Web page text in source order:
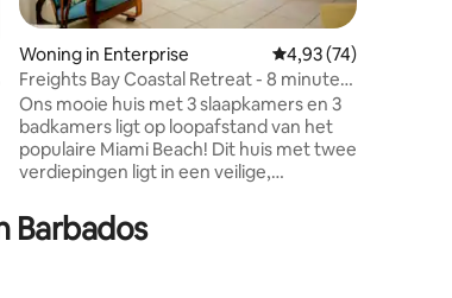
beoordeling van 4,97 uit 5, 30 recensies
Woning in Enterprise Gemiddelde
4,93 (74)
Freights Bay Coastal Retreat - 8 minuten
naar Miami Beach
Ons mooie huis met 3 slaapkamers en 3
badkamers ligt op loopafstand van het
populaire Miami Beach! Dit huis met twee
verdiepingen ligt in een veilige,
te ontspannen na een dag zon en zee.
Alle slaapkamers hebben airconditioning.
Barbados